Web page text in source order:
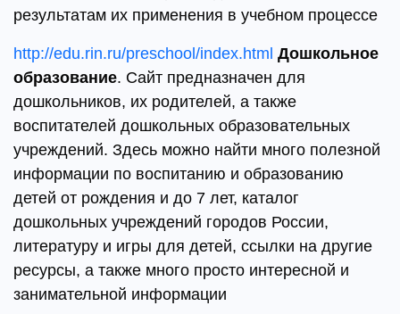
результатам их применения в учебном процессе
http://edu.rin.ru/preschool/index.html Дошкольное
образование. Сайт предназначен для
дошкольников, их родителей, а также
воспитателей дошкольных образовательных
учреждений. Здесь можно найти много полезной
информации по воспитанию и образованию
детей от рождения и до 7 лет, каталог
дошкольных учреждений городов России,
литературу и игры для детей, ссылки на другие
ресурсы, а также много просто интересной и
занимательной информации